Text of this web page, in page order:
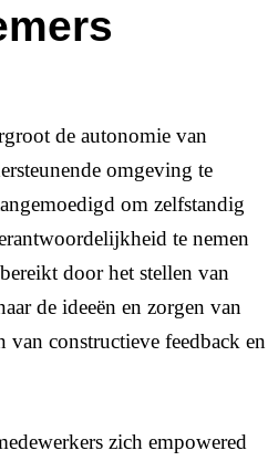
de autonomie van
omgeving te
om zelfstandig
te nemen
door het stellen van
de ideeën en zorgen van
van constructieve feedback en
zich empowered